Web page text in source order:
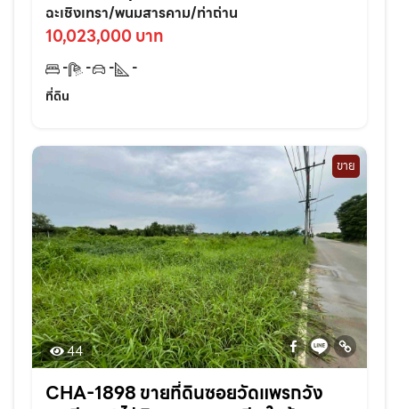
สะดวก ใกล้ถนนใหญ่3076เพียง 70 เมตร
จ.ฉะเชิงเทรา
ฉะเชิงเทรา/พนมสารคาม/ท่าถ่าน
10,023,000 บาท
- - -
-
ที่ดิน
ขาย
44
CHA-1898 ขายที่ดินซอยวัดแพรกวัง